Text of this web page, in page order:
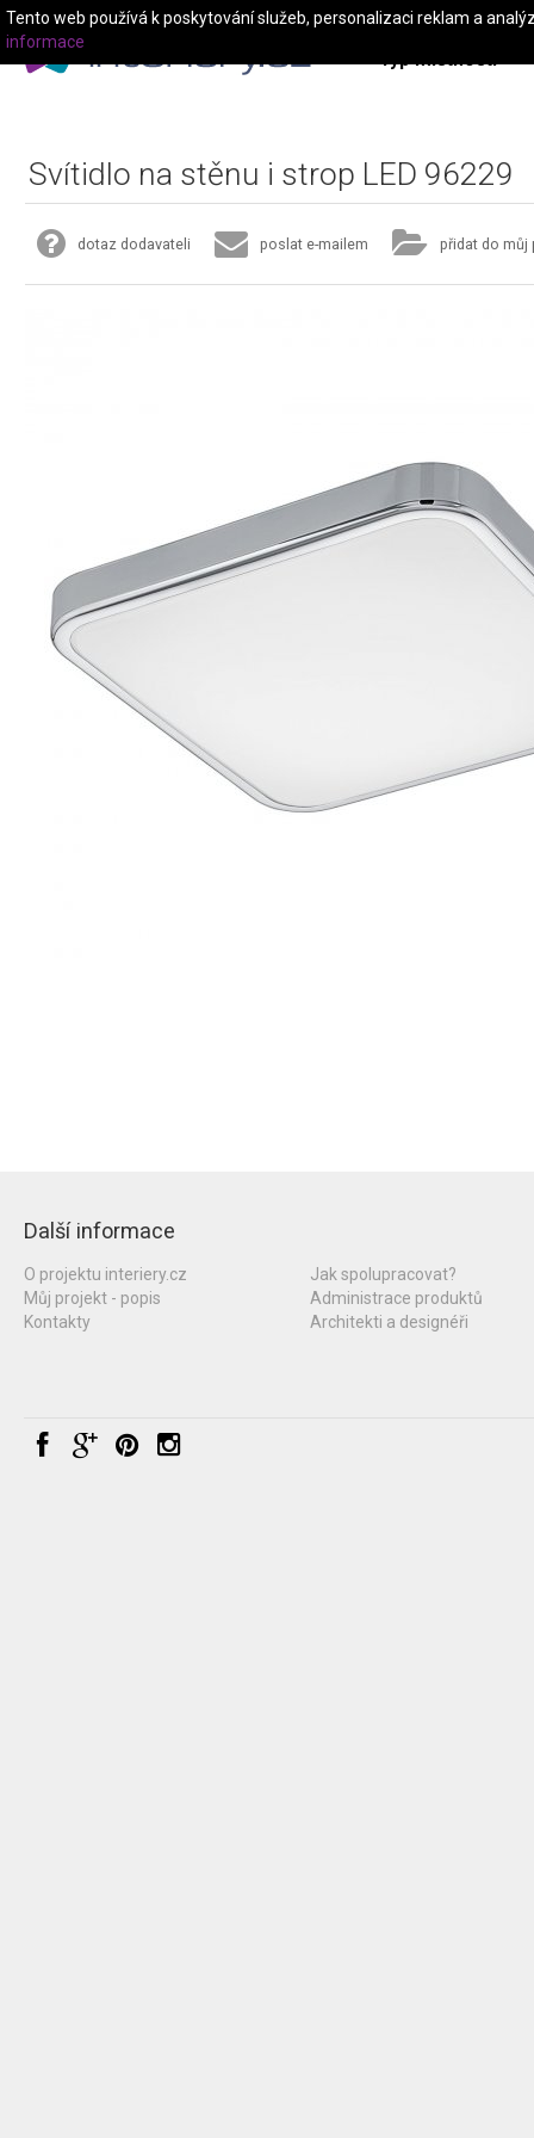
Typ místnosti
Svítidlo na stěnu i strop LED 96229
dotaz dodavateli poslat e-mailem přidat do můj
Další informace
O projektu interiery.cz
Můj projekt - popis
Kontakty
Jak spolupracovat?
Administrace produktů
Architekti a designéři
Tento web používá k poskytování služeb, personalizaci reklam a
informace